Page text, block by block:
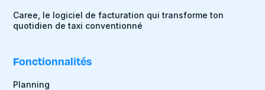
Caree, le logiciel de facturation qui transforme ton
quotidien de taxi conventionné
Fonctionnalités
Planning